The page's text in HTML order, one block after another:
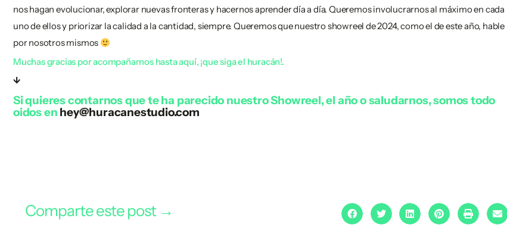
nos hagan evolucionar, explorar nuevas fronteras y hacernos aprender día a día. Queremos involucrarnos al máximo en cada
uno de ellos y priorizar la calidad a la cantidad, siempre. Queremos que nuestro showreel de 2024, como el de este año, hable
por nosotros mismos
Muchas gracias por acompañarnos hasta aquí, ¡que siga el huracán!.
↓
Si quieres contarnos que te ha parecido nuestro Showreel, el año o saludarnos, somos todo
oidos en hey@huracanestudio.com
Comparte este post →